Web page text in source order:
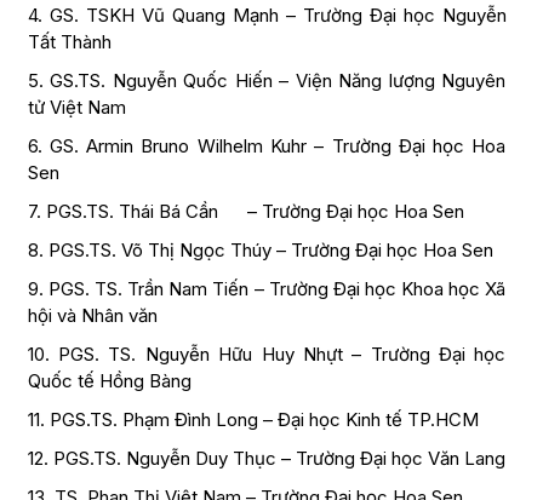
4. GS. TSKH Vũ Quang Mạnh – Trường Đại học Nguyễn
Tất Thành
5. GS.TS. Nguyễn Quốc Hiến – Viện Năng lượng Nguyên
tử Việt Nam
6. GS. Armin Bruno Wilhelm Kuhr – Trường Đại học Hoa
Sen
7. PGS.TS. Thái Bá Cần – Trường Đại học Hoa Sen
8. PGS.TS. Võ Thị Ngọc Thúy – Trường Đại học Hoa Sen
9. PGS. TS. Trần Nam Tiến – Trường Đại học Khoa học Xã
hội và Nhân văn
10. PGS. TS. Nguyễn Hữu Huy Nhựt – Trường Đại học
Quốc tế Hồng Bàng
11. PGS.TS. Phạm Đình Long – Đại học Kinh tế TP.HCM
12. PGS.TS. Nguyễn Duy Thục – Trường Đại học Văn Lang